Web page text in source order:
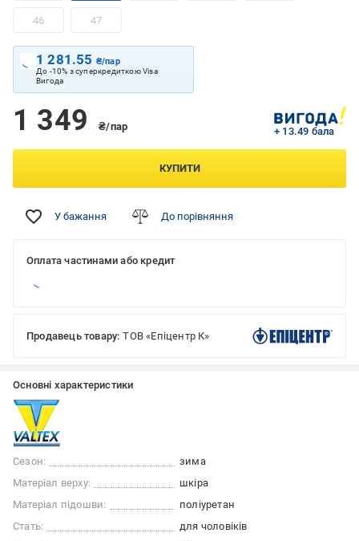
46 47
1 281.55 ₴/пар
До -10% з суперкредиткою Visa
Вигода
1 349 ₴/пар + 13.49 бала
КУПИТИ
У бажання До порівняння
Оплата частинами або кредит
Продавець товару: ТОВ «Епіцентр К»
Основні характеристики
Сезон:
зима
Матеріал верху:
шкіра
Матеріал підошви:
поліуретан
Стать:
для чоловіків